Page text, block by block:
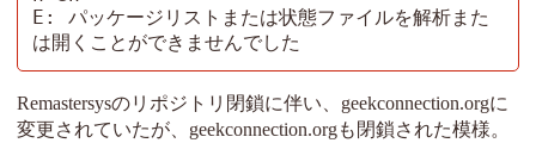
E: パッケージリストまたは状態ファイルを解析また
は開くことができませんでした
Remastersysのリポジトリ閉鎖に伴い、geekconnection.orgに
変更されていたが、geekconnection.orgも閉鎖された模様。